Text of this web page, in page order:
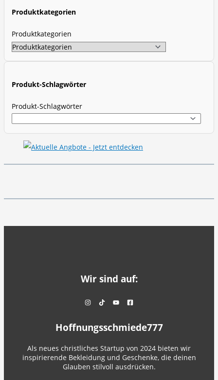
Produktkategorien
Produktkategorien
Produkt-Schlagwörter
Produkt-Schlagwörter
Wir sind auf:
Hoffnungsschmiede777
Als neues christliches Startup von 2024 bieten wir
inspirierende Bekleidung und Geschenke, die deinen
Glauben stilvoll ausdrücken.